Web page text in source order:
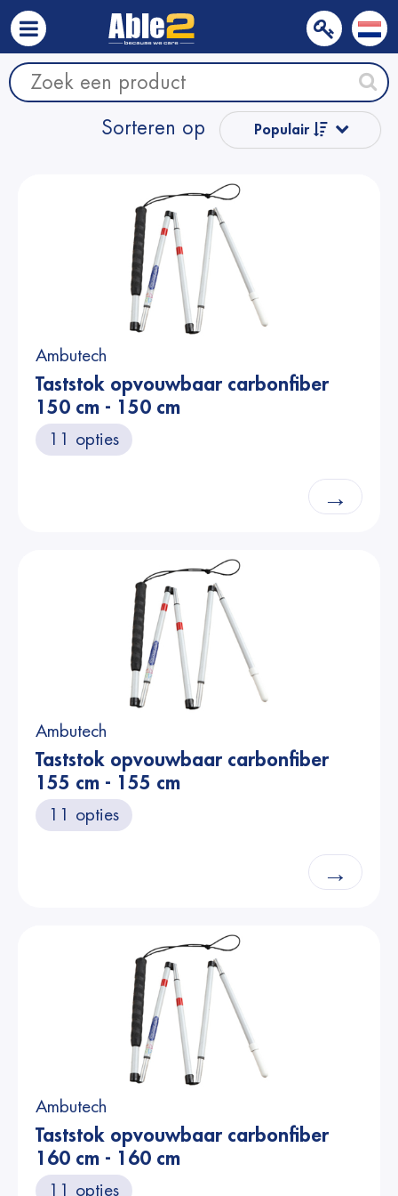
Sorteren op Populair
tot Z
Naam van Z
naar A
Prijs
Ambutech
Taststok opvouwbaar carbonfiber
150 cm - 150 cm
11 opties
→
Ambutech
Taststok opvouwbaar carbonfiber
155 cm - 155 cm
11 opties
→
Ambutech
Taststok opvouwbaar carbonfiber
160 cm - 160 cm
11 opties